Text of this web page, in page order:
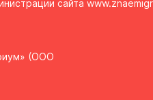
сайта
(ООО